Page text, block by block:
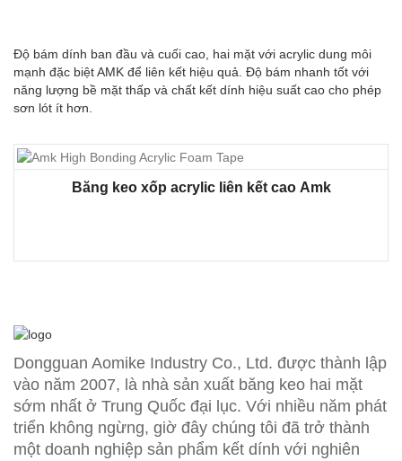
Độ bám dính ban đầu và cuối cao, hai mặt với acrylic dung môi
mạnh đặc biệt AMK để liên kết hiệu quả. Độ bám nhanh tốt với
năng lượng bề mặt thấp và chất kết dính hiệu suất cao cho phép
sơn lót ít hơn.
Băng keo xốp acrylic liên kết cao Amk
Dongguan Aomike Industry Co., Ltd. được thành lập
vào năm 2007, là nhà sản xuất băng keo hai mặt
sớm nhất ở Trung Quốc đại lục. Với nhiều năm phát
triển không ngừng, giờ đây chúng tôi đã trở thành
một doanh nghiệp sản phẩm kết dính với nghiên